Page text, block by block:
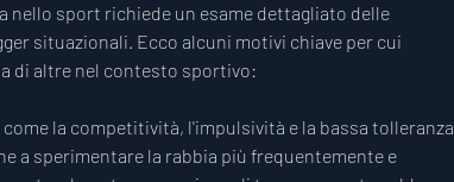
sport richiede un esame dettagliato delle
situazionali. Ecco alcuni motivi chiave per cui
di altre nel contesto sportivo:
la competitività, l'impulsività e la bassa tolleranza
a sperimentare la rabbia più frequentemente e